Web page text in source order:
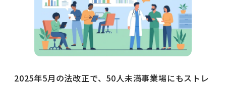
2025年5月の法改正で、50人未満事業場にもストレ